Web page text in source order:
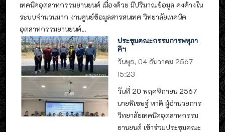
เทคนิคอุตสาหกรรมยานยนต์ เนื่องด้วย มีปริมาณข้อมูล คงค้างใน
ระบบจำนวนมาก งานศูนย์ข้อมูลสารสนเทศ วิทยาลัยเทคนิค
อุตสาหกรรมยานยนต์...
ประชุมคณะกรรมการพหุภา
คีฯ
วันพุธ, 04 ธันวาคม 2567
15:23
วันที่ 20 พฤศจิกายน 2567
นายพิเชษฐ์ หาดี ผู้อำนวยการ
วิทยาลัยเทคนิคอุตสาหกรรม
ยานยนต์ เข้าร่วมประชุมคณะ